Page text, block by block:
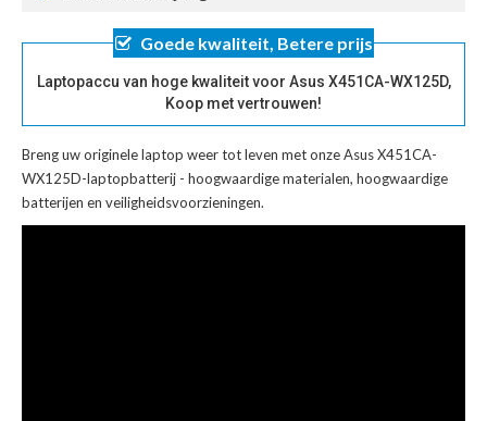
Goede kwaliteit, Betere prijs
Laptopaccu van hoge kwaliteit voor Asus X451CA-WX125D,
Koop met vertrouwen!
Breng uw originele laptop weer tot leven met onzeAsus X451CA-
WX125D-laptopbatterij - hoogwaardige materialen, hoogwaardige
batterijen en veiligheidsvoorzieningen.